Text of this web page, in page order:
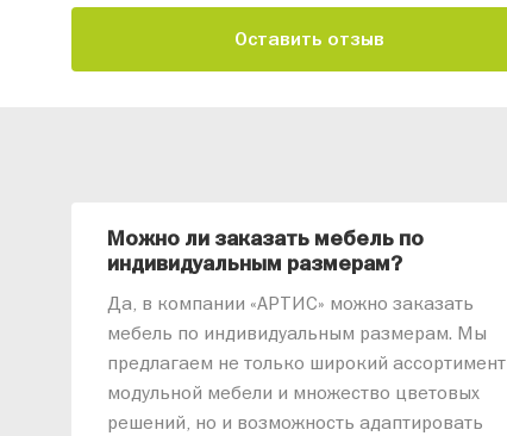
Оставить отзыв
Можно ли заказать мебель по
индивидуальным размерам?
Да, в компании «АРТИС» можно заказать
мебель по индивидуальным размерам. Мы
предлагаем не только широкий ассортимент
модульной мебели и множество цветовых
решений, но и возможность адаптировать